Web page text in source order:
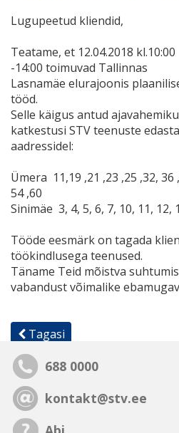
Lugupeetud kliendid,
Teatame, et 12.04.2018 kl.10:00
-14:00 toimuvad Tallinnas
Lasnamäe elurajoonis
tööd.
Selle käigus antud
katkestusi STV teenuste
aadressidel:
Ümera 11,19 ,21 ,23 ,25 ,32,
54 ,60
Sinimäe 3, 4, 5, 6, 7, 10, 11, 12,
Tööde eesmärk on tagada
töökindlusega teenused.
Täname Teid mõistva
vabandust võimalike
Tagasi
688 0000
kontakt@stv.ee